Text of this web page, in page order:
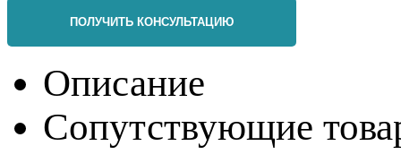
ПОЛУЧИТЬ КОНСУЛЬТАЦИЮ
Описание
Сопутствующие